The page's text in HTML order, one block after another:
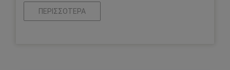
ΠΕΡΙΣΣΌΤΕΡΑ